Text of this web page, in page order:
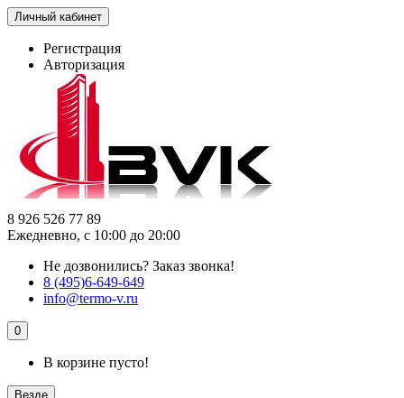
Личный кабинет
Регистрация
Авторизация
8 926 526 77 89
Ежедневно, с 10:00 до 20:00
Не дозвонились? Заказ звонка!
8 (495)6-649-649
info@termo-v.ru
0
В корзине пусто!
Везде